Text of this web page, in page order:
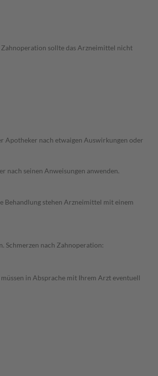
sollte das Arzneimittel nicht
Apotheker nach etwaigen Auswirkungen oder
nach seinen Anweisungen anwenden.
Behandlung stehen Arzneimittel mit einem
Schmerzen nach Zahnoperation:
in Absprache mit Ihrem Arzt eventuell